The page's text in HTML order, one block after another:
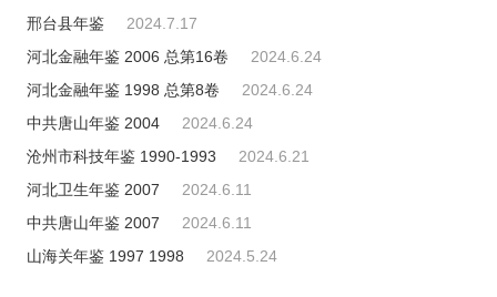
邢台县年鉴
2024.7.17
河北金融年鉴 2006 总第16卷
2024.6.24
河北金融年鉴 1998 总第8卷
2024.6.24
中共唐山年鉴 2004
2024.6.24
沧州市科技年鉴 1990-1993
2024.6.21
河北卫生年鉴 2007
2024.6.11
中共唐山年鉴 2007
2024.6.11
山海关年鉴 1997 1998
2024.5.24